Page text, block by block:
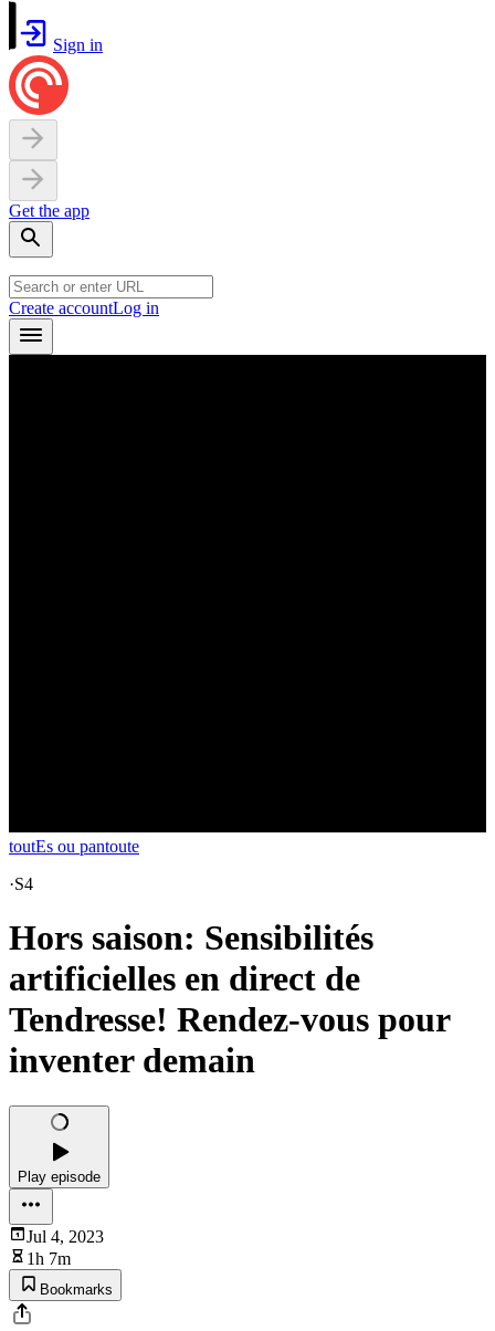
Sign in
Get the app
Create accountLog in
toutEs ou pantoute
·S4
Hors saison: Sensibilités
artificielles en direct de
Tendresse! Rendez-vous pour
inventer demain
Play episode
Jul 4, 2023
1h 7m
Bookmarks